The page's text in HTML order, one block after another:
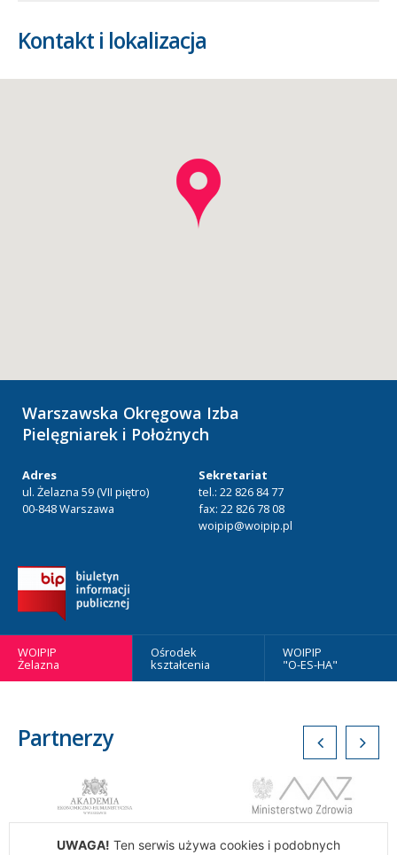
Kontakt i lokalizacja
Warszawska Okręgowa Izba
Pielęgniarek i Położnych
Adres
ul. Żelazna 59 (VII piętro)
00-848 Warszawa
Sekretariat
tel.: 22 826 84 77
fax: 22 826 78 08
woipip@woipip.pl
WOIPIP
Żelazna
Ośrodek
kształcenia
WOIPIP
"O-ES-HA"
Partnerzy
UWAGA! Ten serwis używa cookies i podobnych